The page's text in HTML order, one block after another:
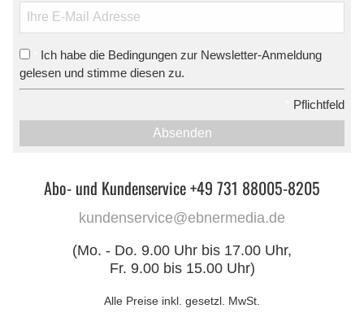
Ich habe die Bedingungen zur Newsletter-Anmeldung
gelesen und stimme diesen zu.
Pflichtfeld
Absenden
Abo- und Kundenservice +49 731 88005-8205
kundenservice@ebnermedia.de
(Mo. - Do. 9.00 Uhr bis 17.00 Uhr,
Fr. 9.00 bis 15.00 Uhr)
Alle Preise inkl. gesetzl. MwSt.